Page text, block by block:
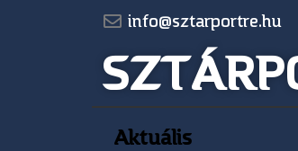
info@sztarportre.hu
Aktuális